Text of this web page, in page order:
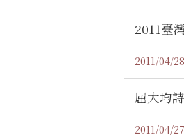
2011臺
2011/04/28
屈大均
2011/04/27